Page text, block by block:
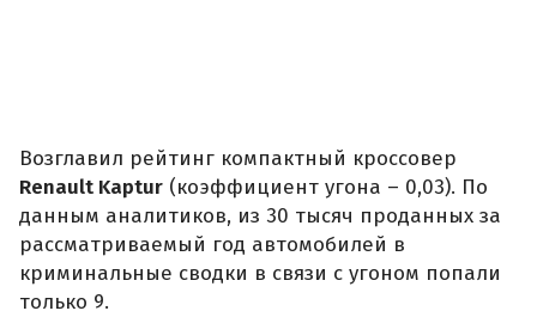
Возглавил рейтинг компактный кроссовер
Renault Kaptur (коэффициент угона – 0,03). По
данным аналитиков, из 30 тысяч проданных за
рассматриваемый год автомобилей в
криминальные сводки в связи с угоном попали
только 9.